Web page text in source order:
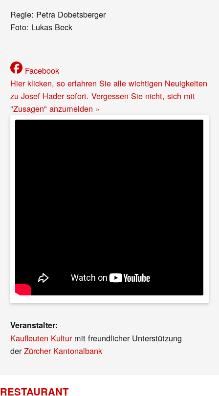
Regie: Petra Dobetsberger
Foto: Lukas Beck
Facebook
Hier klicken, so erfahren Sie alle wichtigen Neuigkeiten
zu Josef Hader sofort. Vergessen Sie nicht, sich mit
"Zusagen" anzumelden »
Veranstalter:
Kaufleuten Kulturmit freundlicher Unterstützung
derZürcher Kantonalbank
RESTAURANT